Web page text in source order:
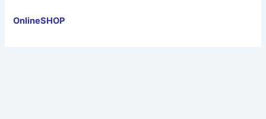
OnlineSHOP